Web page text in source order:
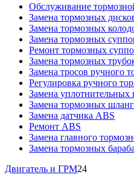
Обслуживание
Замена тормозных
Замена тормозных
Замена тормозных
Ремонт тормозных
Замена тормозных
Замена тросов ручного
Регулировка ручного
Замена уплотнительных
Замена тормозных
Замена датчика ABS
Ремонт ABS
Замена главного
Замена тормозных
Двигатель и ГРМ24